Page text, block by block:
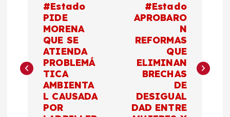
e
#Estado
PIDE
MORENA
QUE SE
ATIENDA
PROBLEMÁ
TICA
AMBIENTA
L CAUSADA
POR
#Estado
APROBARO
N
REFORMAS
QUE
ELIMINAN
BRECHAS
DE
DESIGUAL
DAD ENTRE